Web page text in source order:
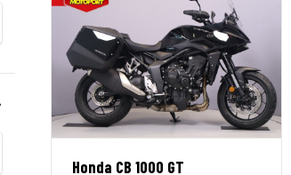
Honda CB 1000 GT